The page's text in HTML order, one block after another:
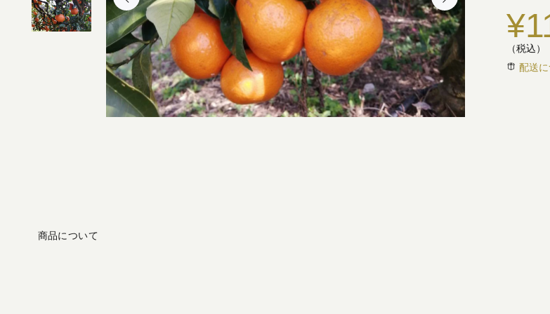
（税込）
配送
商品について